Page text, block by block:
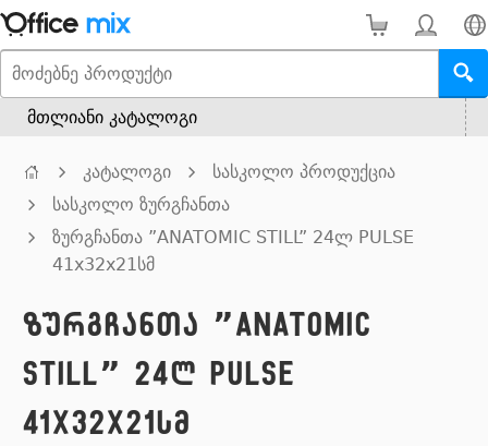
მთლიანი კატალოგი
კატალოგი
სასკოლო პროდუქცია
სასკოლო ზურგჩანთა
ზურგჩანთა ”ANATOMIC STILL” 24ლ PULSE
41x32x21სმ
ზურგჩანთა ”ANATOMIC
STILL” 24ლ PULSE
41x32x21სმ